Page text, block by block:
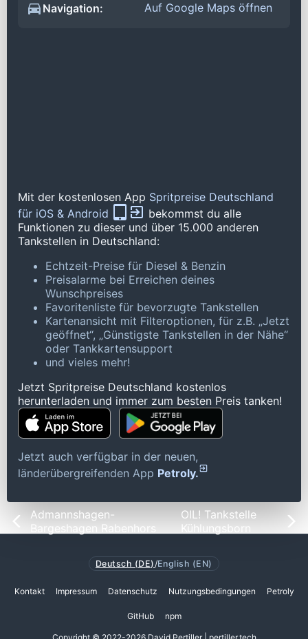
Navigation:
Auf Google Maps öffnen
Mit der kostenlosen App Spritpreise Deutschland
für iOS & Android
bekommst du alle
Funktionen zu dieser und über 15.000 anderen
Tankstellen in Deutschland:
Echtzeit-Preise für Diesel & Benzin
Preisalarme bei Erreichen deines
Wunschpreises
Favoritenliste für bevorzugte Tankstellen
Kartenansicht mit Filteroptionen, für z.B. „Jetzt
geöffnet“, „Günstigste Tankstellen in der Nähe“
oder Tankkartensupport
und vieles mehr!
Jetzt Spritpreise Deutschland kostenlos
herunterladen und immer zum besten Preis tanken!
Jetzt auch verfügbar in der neuen,
länderübergreifenden App Petroly.
Admannshagen-
Bargeshagen Rabenhors
OIL! Tankstelle
Kühlungsborn
Deutsch (DE) /English (EN)
Kontakt Impressum Datenschutz Nutzungsbedingungen Petroly
GitHub npm